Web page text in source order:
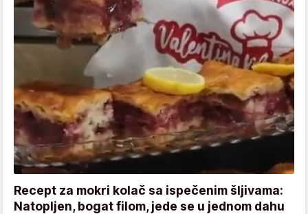
Recept za mokri kolač sa ispečenim šljivama:
Natopljen, bogat filom, jede se u jednom dahu